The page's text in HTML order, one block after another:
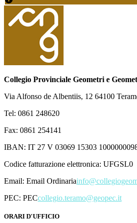
Collegio Provinciale Geometri e
Via Alfonso de Albentiis, 12 64100
Tel: 0861 248620
Fax: 0861 254141
IBAN: IT 27 V 03069 15303
Codice fatturazione elettronica: UFGSL0
Email: Email Ordinaria
PEC: PECcollegio.teramo@geopec.it
ORARI D'UFFICIO